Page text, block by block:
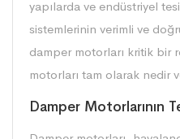
yapılarda ve endüstriyel
sistemlerinin verimli ve
damper motorları kritik bir
motorları tam olarak nedir
Damper Motorlarının